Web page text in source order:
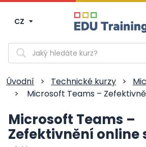
CZ
Vyhledávání
Úvodní > Technické kurzy >
>
Microsoft Teams –
Microsoft Teams –
Zefektivnění online